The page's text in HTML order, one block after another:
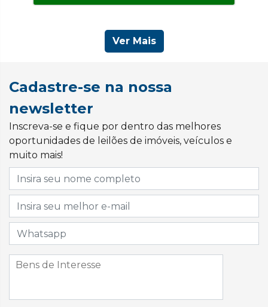
Ver Mais
Cadastre-se na nossa
newsletter
Inscreva-se e fique por dentro das melhores
oportunidades de leilões de imóveis, veículos e
muito mais!